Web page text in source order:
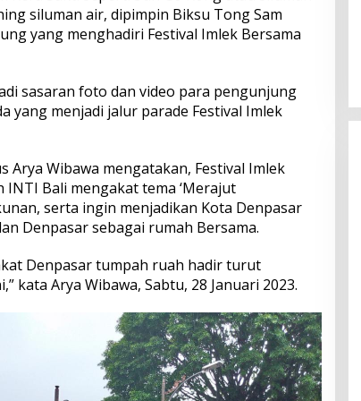
siluman air, dipimpin Biksu Tong Sam
yang menghadiri Festival Imlek Bersama
sasaran foto dan video para pengunjung
yang menjadi jalur parade Festival Imlek
Arya Wibawa mengatakan, Festival Imlek
INTI Bali mengakat tema ‘Merajut
serta ingin menjadikan Kota Denpasar
Denpasar sebagai rumah Bersama.
Denpasar tumpah ruah hadir turut
kata Arya Wibawa, Sabtu, 28 Januari 2023.
Perkuat Ekosistem Pariwisata
Dibuka di KEK Kura Kura